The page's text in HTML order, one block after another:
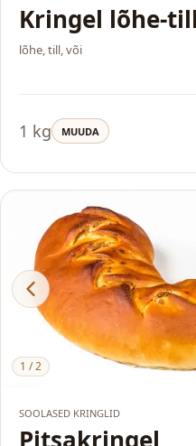
Kringel lõhe-
lõhe, till, või
1 kg MUUDA
1 /2
SOOLASED KRINGLID